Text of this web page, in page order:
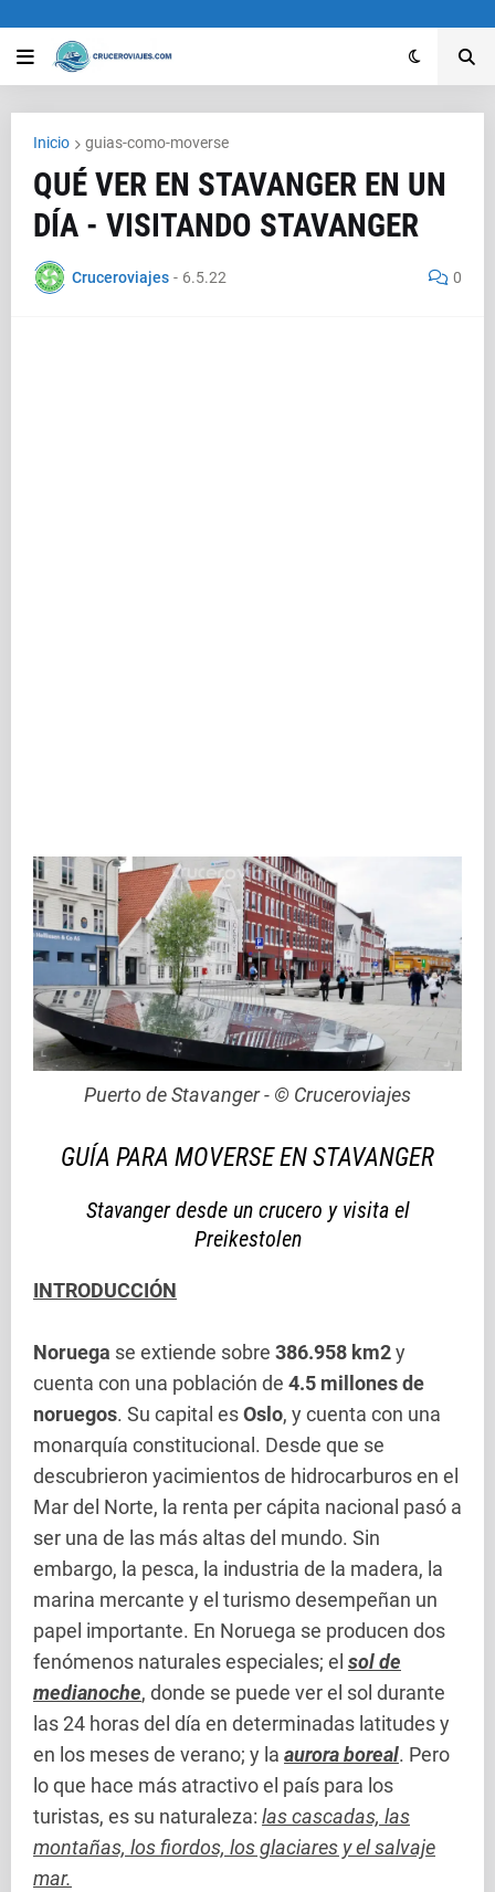
Inicio guias-como-moverse
QUÉ VER EN STAVANGER EN UN
DÍA - VISITANDO STAVANGER
Cruceroviajes - 6.5.22 0
Puerto de Stavanger - © Cruceroviajes
GUÍA PARA MOVERSE EN STAVANGER
Stavanger desde un crucero y visita el
Preikestolen
INTRODUCCIÓN
Noruega se extiende sobre 386.958 km2y
cuenta con una población de 4.5 millones de
noruegos. Su capital esOslo, y cuenta con una
monarquía constitucional. Desde que se
descubrieron yacimientos de hidrocarburos en el
Mar del Norte, la renta per cápita nacional pasó a
ser una de las más altas del mundo. Sin
embargo, la pesca, la industria de la madera, la
marina mercante y el turismo desempeñan un
papel importante. En Noruega se producen dos
fenómenos naturales especiales; el sol de
medianoche, donde se puede ver el sol durante
las 24 horas del día en determinadas latitudes y
en los meses de verano; y la aurora boreal. Pero
lo que hace más atractivo el país para los
turistas, es su naturaleza: las cascadas, las
montañas, los fiordos, los glaciares y el salvaje
mar.